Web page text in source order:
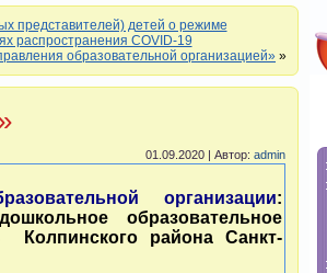
представителей) детей о режиме
распространения COVID-19
образовательной организацией» »
01.09.2020 | Автор: admin
организации:
образовательное
района Санкт-